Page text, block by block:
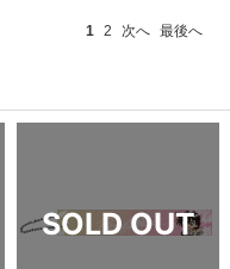
1 2 次へ 最後へ